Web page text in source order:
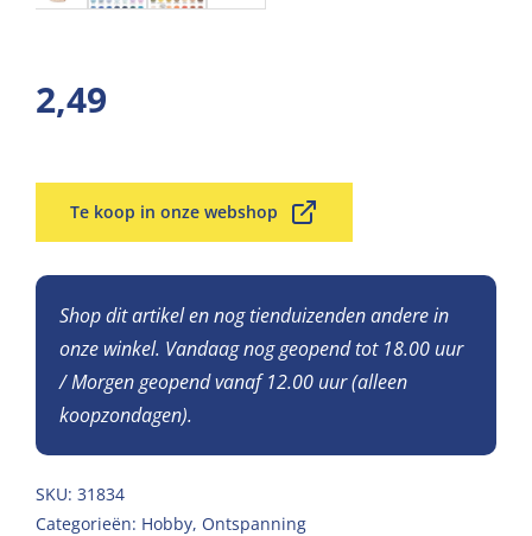
2,49
Te koop in onze webshop
Shop dit artikel en nog tienduizenden andere in
onze winkel. Vandaag nog geopend tot 18.00 uur
/ Morgen geopend vanaf 12.00 uur (alleen
koopzondagen).
SKU: 31834
Categorieën: Hobby, Ontspanning